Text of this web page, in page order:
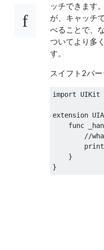
ッチできます
が、キャッチ
べることで、
ついてより多
す。
スイフト2バー
import UIKit
extension
func
//
    }